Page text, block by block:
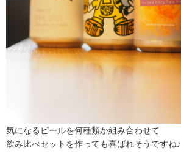
気になるビールを何種類か組み合わせて
飲み比べセットを作っても喜ばれそうですね♪